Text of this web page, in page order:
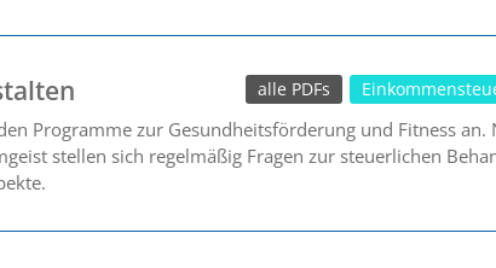
alle PDFs
Programme zur Gesundheitsförderung und Fitness an.
stellen sich regelmäßig Fragen zur steuerlichen